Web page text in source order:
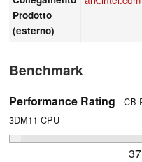
Prodotto
(esterno)
Benchmark
Performance Rating - CB
3DM11 CPU